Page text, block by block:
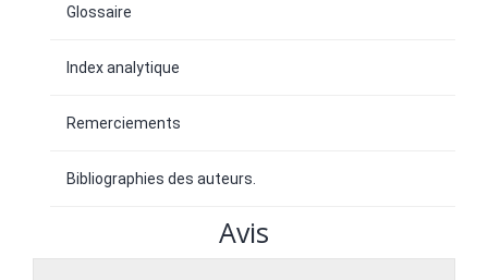
Glossaire
Index analytique
Remerciements
Bibliographies des auteurs.
Avis